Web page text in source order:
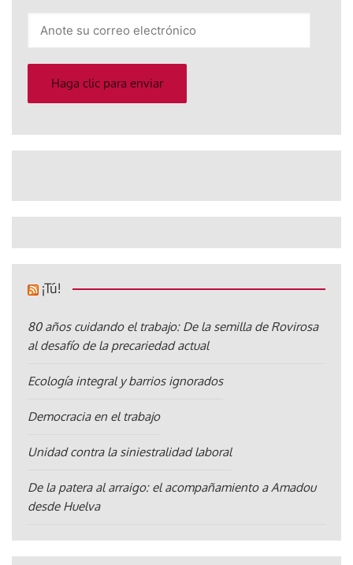
electrónico
Haga clic para enviar
¡Tú!
80 años cuidando el trabajo: De la semilla de Rovirosa
al desafío de la precariedad actual
Ecología integral y barrios ignorados
Democracia en el trabajo
Unidad contra la siniestralidad laboral
De la patera al arraigo: el acompañamiento a Amadou
desde Huelva